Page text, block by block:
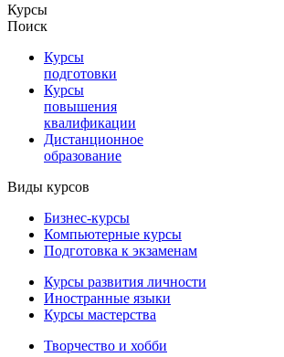
Курсы
Поиск
Курсы
подготовки
Курсы
повышения
квалификации
Дистанционное
образование
Виды курсов
Бизнес-курсы
Компьютерные курсы
Подготовка к экзаменам
Курсы развития личности
Иностранные языки
Курсы мастерства
Творчество и хобби